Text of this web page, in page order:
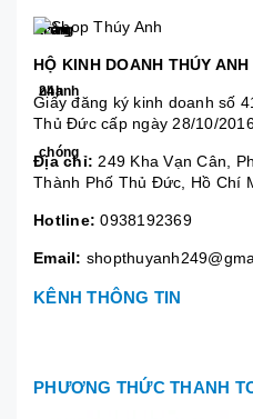
HỘ KINH DOANH THÚY ANH
Giấy đăng ký kinh doanh số
Thủ Đức cấp ngày 28/10/
Địa chỉ: 249 Kha Vạn Cân,
Thành Phố Thủ Đức, Hồ Chí
Hotline: 0938192369
Email:
KÊNH THÔNG TIN
PHƯƠNG THỨC THANH